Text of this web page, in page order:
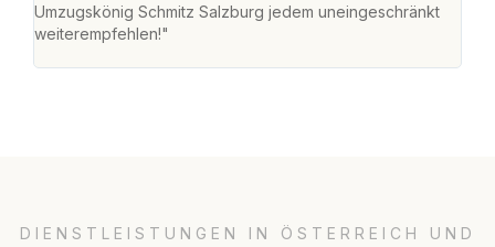
Umzugskönig Schmitz Salzburg jedem uneingeschränkt
weiterempfehlen!"
DIENSTLEISTUNGEN IN ÖSTERREICH UND